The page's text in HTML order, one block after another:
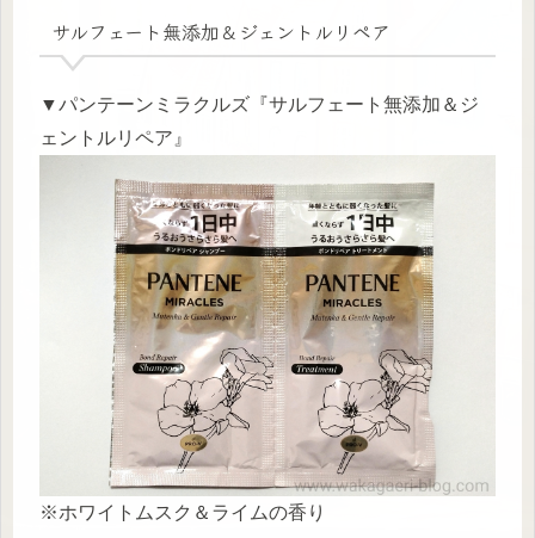
サルフェート無添加＆ジェントルリペア
▼パンテーンミラクルズ『サルフェート無添加＆ジ
ェントルリペア』
※ホワイトムスク＆ライムの香り